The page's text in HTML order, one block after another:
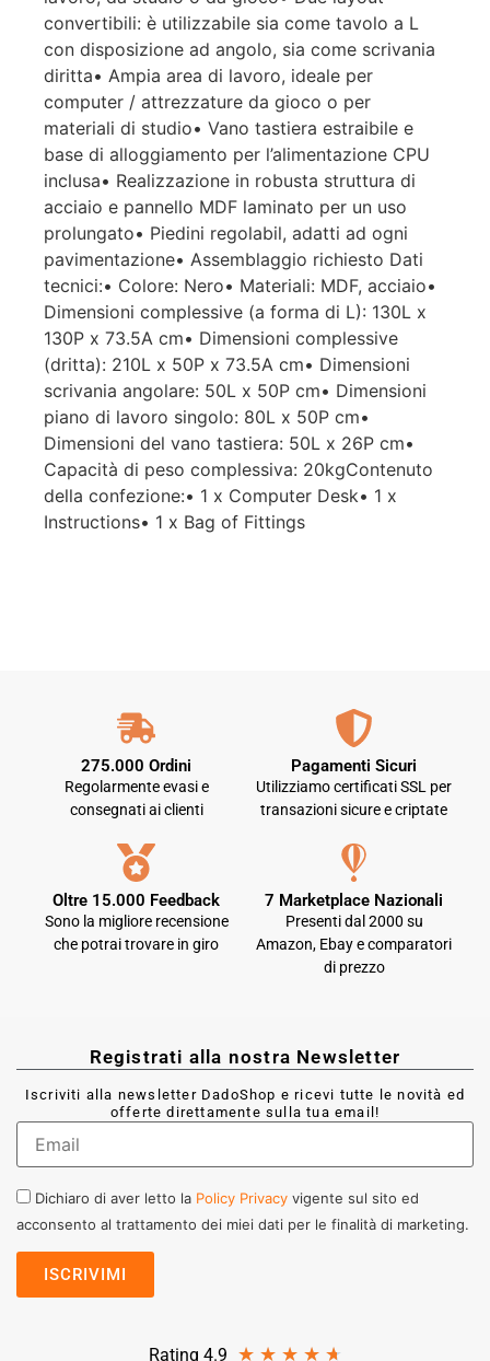
convertibili: è utilizzabile sia come tavolo a L
con disposizione ad angolo, sia come scrivania
diritta• Ampia area di lavoro, ideale per
computer / attrezzature da gioco o per
materiali di studio• Vano tastiera estraibile e
base di alloggiamento per l’alimentazione CPU
inclusa• Realizzazione in robusta struttura di
acciaio e pannello MDF laminato per un uso
prolungato• Piedini regolabil, adatti ad ogni
pavimentazione• Assemblaggio richiesto Dati
tecnici:• Colore: Nero• Materiali: MDF, acciaio•
Dimensioni complessive (a forma di L): 130L x
130P x 73.5A cm• Dimensioni complessive
(dritta): 210L x 50P x 73.5A cm• Dimensioni
scrivania angolare: 50L x 50P cm• Dimensioni
piano di lavoro singolo: 80L x 50P cm•
Dimensioni del vano tastiera: 50L x 26P cm•
Capacità di peso complessiva: 20kgContenuto
della confezione:• 1 x Computer Desk• 1 x
Instructions• 1 x Bag of Fittings
275.000 Ordini
Regolarmente evasi e
consegnati ai clienti
Pagamenti Sicuri
Utilizziamo certificati SSL per
transazioni sicure e criptate
Oltre 15.000 Feedback
Sono la migliore recensione
che potrai trovare in giro
7 Marketplace Nazionali
Presenti dal 2000 su
Amazon, Ebay e comparatori
di prezzo
Registrati alla nostra Newsletter
Iscriviti alla newsletter DadoShop e ricevi tutte le novità ed
offerte direttamente sulla tua email!
Dichiaro di aver letto la Policy Privacy vigente sul sito ed
acconsento al trattamento dei miei dati per le finalità di marketing.
Rating 4.9 ★ ★ ★ ★ ★